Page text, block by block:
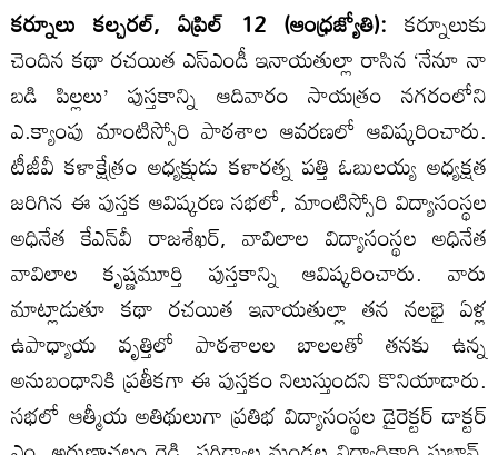
కర్నూలు కల్చరల్‌, ఏప్రిల్‌ 12 (ఆంధ్రజ్యోతి): కర్నూలుకు
చెందిన కథా రచయిత ఎస్‌ఎండీ ఇనాయతుల్లా రాసిన ‘నేనూ నా
బడి పిల్లలు’ పుస్తకాన్ని ఆదివారం సాయత్రం నగరంలోని
ఎ.క్యాంపు మాంటిస్సోరి పాఠశాల ఆవరణలో ఆవిష్కరించారు.
టీజీవీ కళాక్షేత్రం అధ్యక్షుడు కళారత్న పత్తి ఓబులయ్య అధ్యక్షత
జరిగిన ఈ పుస్తక ఆవిష్కరణ సభలో, మాంటిస్సోరి విద్యాసంస్థల
అధినేత కేఎన్‌వీ రాజశేఖర్‌, వావిలాల విద్యాసంస్థల అధినేత
వావిలాల కృష్ణమూర్తి పుస్తకాన్ని ఆవిష్కరించారు. వారు
మాట్లాడుతూ కథా రచయిత ఇనాయతుల్లా తన నలభై ఏళ్ల
ఉపాధ్యాయ వృత్తిలో పాఠశాలల బాలలతో తనకు ఉన్న
అనుబంధానికి ప్రతీకగా ఈ పుస్తకం నిలుస్తుందని కొనియాడారు.
సభలో ఆత్మీయ అతిథులుగా ప్రతిభ విద్యాసంస్థల డైరెక్టర్‌ డాక్టర్‌